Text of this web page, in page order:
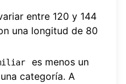
entre 120 y 144
una longitud de 80
es menos un
categoría. A